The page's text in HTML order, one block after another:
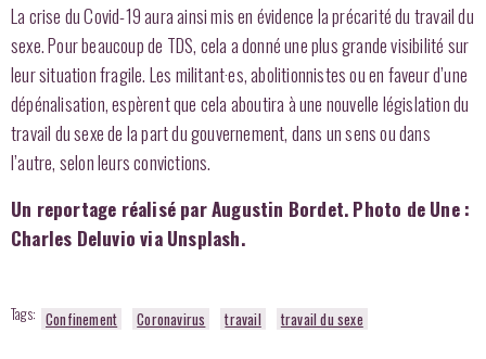
La crise du Covid-19 aura ainsi mis en évidence la précarité du travail du
sexe. Pour beaucoup de TDS, cela a donné une plus grande visibilité sur
leur situation fragile. Les militant·es, abolitionnistes ou en faveur d’une
dépénalisation, espèrent que cela aboutira à une nouvelle législation du
travail du sexe de la part du gouvernement, dans un sens ou dans
l’autre, selon leurs convictions.
Un reportage réalisé par Augustin Bordet. Photo de Une :
Charles Deluvio via Unsplash.
Tags: Confinement Coronavirus travail travail du sexe